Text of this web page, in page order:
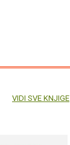
VIDI SVE KNJIGE